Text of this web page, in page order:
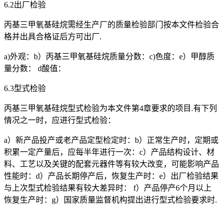
6.2出厂检验
丙基三甲氧基硅烷需经生产厂的质量检验部门按本文件检验合
格并出具合格证后方可出厂.
a)外观：b）丙基三甲氧基硅烷质量分数：c)色度：e）甲醇质
量分数： d酸值：
6.3型式检验
丙基三甲氧基硅烷型式检验为本文件第4章要求的项目.有下列
情况之一时，应进行型式检验：
a）新产品投产或老产品定型检定时：b）正常生产时，定期或
积累一定产量后，应每半年进行一次：c）产品结构设计、材
料、工艺以及关键的配套元器件等有较大改变，可能影响产品
性能时：d）产品长期停产后，恢复生产时：e）出厂检验结果
与上次型式检验结果有较大差异时： f）产品停产6个月以上
恢复生产时：g）国家质量监督机构提出进行型式检验要求时.